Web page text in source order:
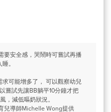
要安全感，哭鬧時可嘗試再播
。
可能增多了， 可以觀察幼兒
嘗試先讓BB躺平10分鐘才把
，減低嘔奶狀況。
兒導師Michelle Wong提供